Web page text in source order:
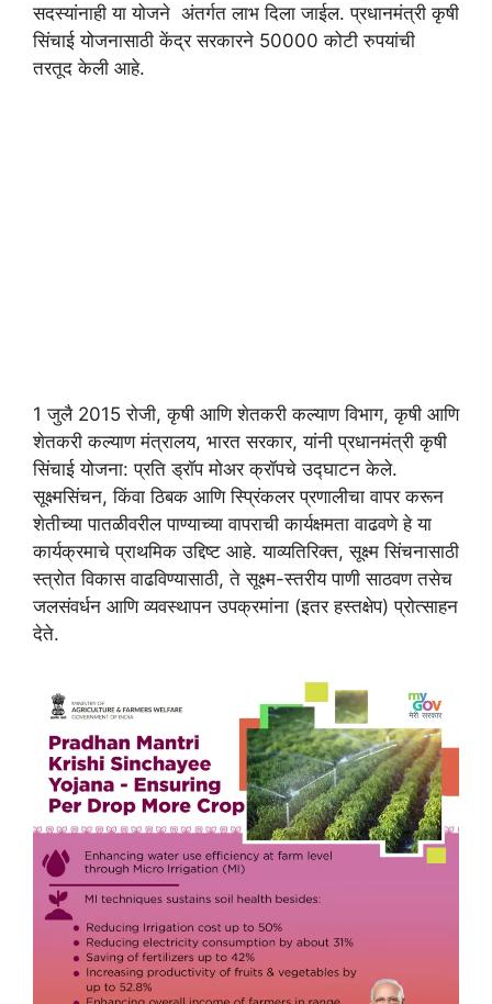
सदस्यांनाही या योजने अंतर्गत लाभ दिला जाईल. प्रधानमंत्री कृषी
सिंचाई योजनासाठी केंद्र सरकारने 50000 कोटी रुपयांची
तरतूद केली आहे.
1 जुलै 2015 रोजी, कृषी आणि शेतकरी कल्याण विभाग, कृषी आणि
शेतकरी कल्याण मंत्रालय, भारत सरकार, यांनी प्रधानमंत्री कृषी
सिंचाई योजना: प्रति ड्रॉप मोअर क्रॉपचे उद्घाटन केले.
सूक्ष्मसिंचन, किंवा ठिबक आणि स्प्रिंकलर प्रणालीचा वापर करून
शेतीच्या पातळीवरील पाण्याच्या वापराची कार्यक्षमता वाढवणे हे या
कार्यक्रमाचे प्राथमिक उद्दिष्ट आहे. याव्यतिरिक्त, सूक्ष्म सिंचनासाठी
स्त्रोत विकास वाढविण्यासाठी, ते सूक्ष्म-स्तरीय पाणी साठवण तसेच
जलसंवर्धन आणि व्यवस्थापन उपक्रमांना (इतर हस्तक्षेप) प्रोत्साहन
देते.